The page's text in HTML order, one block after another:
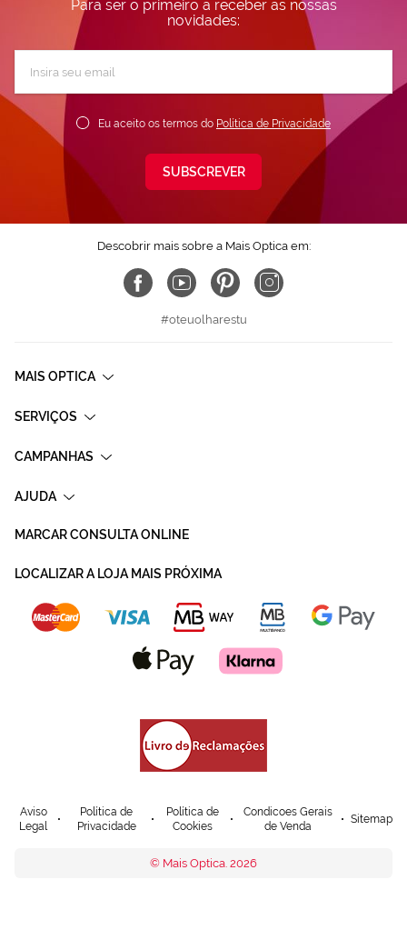
Para ser o primeiro a receber as nossas
novidades:
Newsletter:
Eu aceito os termos do Política de Privacidade
SUBSCREVER
Descobrir mais sobre a Mais Optica em:
#oteuolharestu
MAIS OPTICA
SERVIÇOS
CAMPANHAS
AJUDA
MARCAR CONSULTA ONLINE
LOCALIZAR A LOJA MAIS PRÓXIMA
Aviso
Legal
Política de
Privacidade
Política de
Cookies
Condicoes Gerais
de Venda
Sitemap
© Mais Optica. 2026